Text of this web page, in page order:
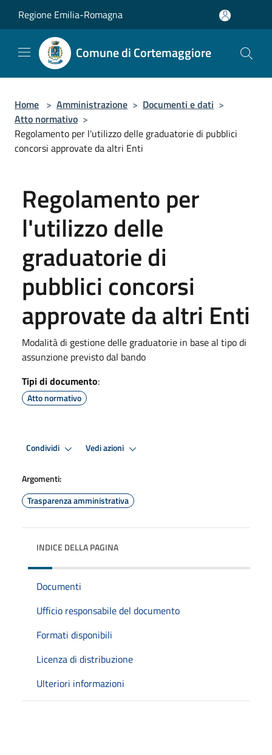
Regione Emilia-Romagna
Comune di Cortemaggiore
Home > Amministrazione > Documenti e dati >
Atto normativo >
Regolamento per l'utilizzo delle graduatorie di pubblici
concorsi approvate da altri Enti
Regolamento per
l'utilizzo delle
graduatorie di
pubblici concorsi
approvate da altri Enti
Modalità di gestione delle graduatorie in base al tipo di
assunzione previsto dal bando
Tipi di documento:
Atto normativo
Condividi Vedi azioni
Argomenti:
Trasparenza amministrativa
INDICE DELLA PAGINA
Documenti
Ufficio responsabile del documento
Formati disponibili
Licenza di distribuzione
Ulteriori informazioni